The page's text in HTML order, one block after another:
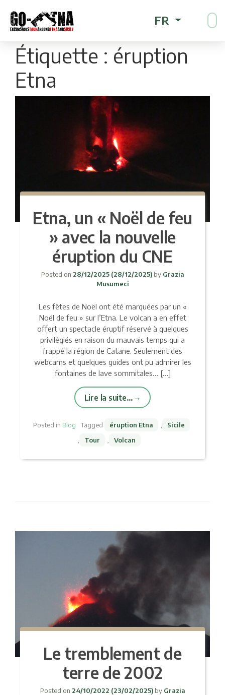
FR
Étiquette : éruption
Etna
Etna, un « Noël de feu
» avec la nouvelle
éruption du CNE
Posted on 28/12/2025(28/12/2025) byGrazia
Musumeci
Les fêtes de Noël ont été marquées par un «
Noël de feu » sur l’Etna. Le volcan a en effet
offert un spectacle éruptif réservé à quelques
privilégiés en raison du mauvais temps qui a
frappé la région de Catane. Seulement des
webcams et quelques guides ont pu admirer les
fontaines de lave sommitales… […]
Lire la suite…
Posted in Blog Tagged éruption Etna
Sicile
Tour Volcan
Le tremblement de
terre de 2002
Posted on 24/10/2022 (23/02/2025) byGrazia